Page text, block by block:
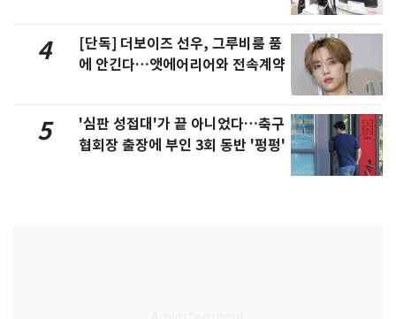
4
[단독] 더보이즈 선우, 그루비룸 품
에 안긴다…앳에어리어와 전속계약
5
'심판 성접대'가 끝 아니었다…축구
협회장 출장에 부인 3회 동반 '펑펑'